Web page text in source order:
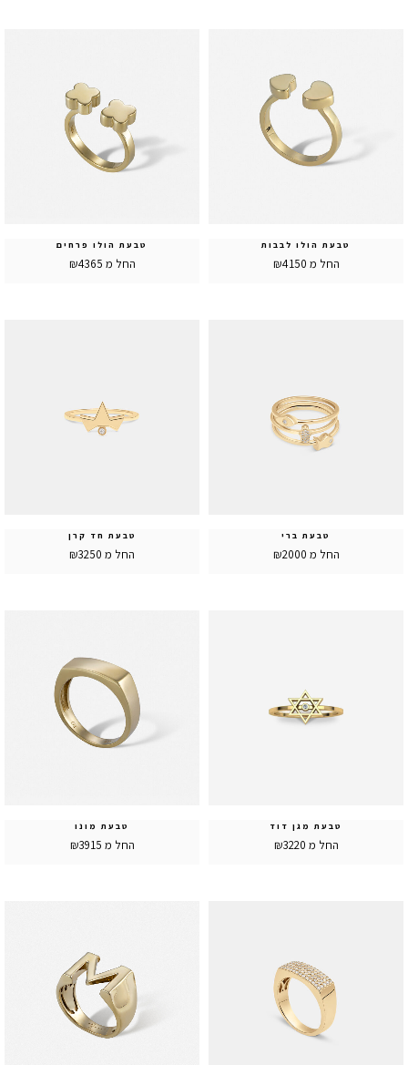
טבעת הולו לבבות
החל מ ₪4150
טבעת הולו פרחים
החל מ ₪4365
טבעת ברי
החל מ ₪2000
טבעת חד קרן
החל מ ₪3250
טבעת מגן דוד
החל מ ₪3220
טבעת מונו
החל מ ₪3915